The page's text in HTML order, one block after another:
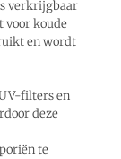
verkrijgbaar
voor koude
en wordt
filters en
deze
te